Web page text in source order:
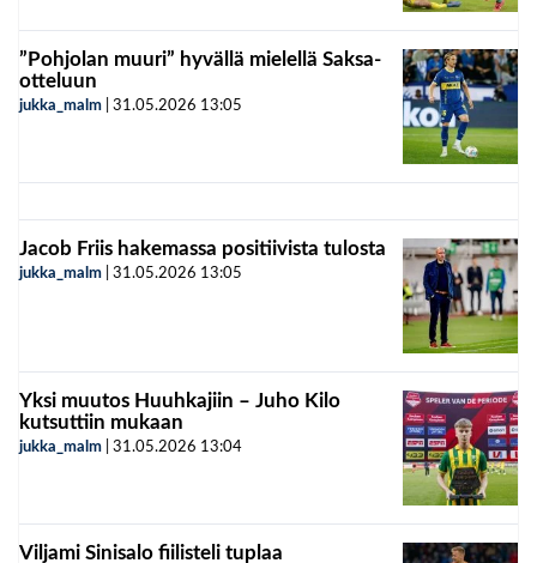
”Pohjolan muuri” hyvällä mielellä Saksa-
otteluun
jukka_malm 31.05.2026 13:05
Jacob Friis hakemassa positiivista tulosta
jukka_malm 31.05.2026 13:05
Yksi muutos Huuhkajiin – Juho Kilo
kutsuttiin mukaan
jukka_malm 31.05.2026 13:04
Viljami Sinisalo fiilisteli tuplaa